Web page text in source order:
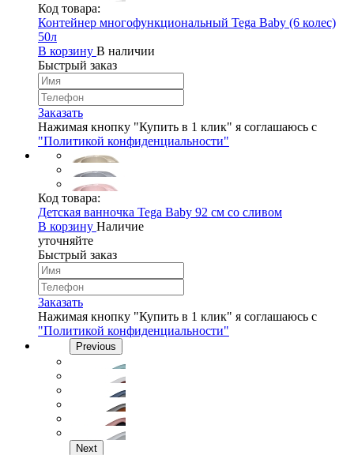
Код товара:
Контейнер многофункциональный Tega Baby (6 колес)
50л
В корзину В наличии
Быстрый заказ
Заказать
Нажимая кнопку "Купить в 1 клик" я соглашаюсь с
"Политикой конфиденциальности"
Код товара:
Детская ванночка Tega Baby 92 см со сливом
В корзину Наличие
уточняйте
Быстрый заказ
Заказать
Нажимая кнопку "Купить в 1 клик" я соглашаюсь с
"Политикой конфиденциальности"
Previous
Next